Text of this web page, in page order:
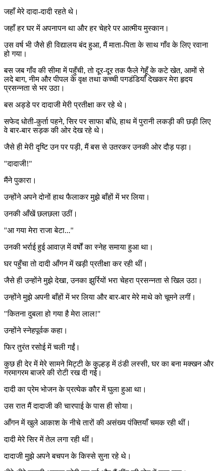
जहाँ मेरे दादा-दादी रहते थे।
जहाँ हर घर में अपनापन था और हर चेहरे पर आत्मीय मुस्कान।
उस वर्ष भी जैसे ही विद्यालय बंद हुआ, मैं माता-पिता के साथ गाँव के लिए रवाना
हो गया।
बस जब गाँव की सीमा में पहुँची, तो दूर-दूर तक फैले गेहूँ के कटे खेत, आमों से
लदे बाग, नीम और पीपल के वृक्ष तथा कच्ची पगडंडियाँ देखकर मेरा हृदय
प्रसन्नता से भर उठा।
बस अड्डे पर दादाजी मेरी प्रतीक्षा कर रहे थे।
सफेद धोती-कुर्ता पहने, सिर पर साफा बाँधे, हाथ में पुरानी लकड़ी की छड़ी लिए
वे बार-बार सड़क की ओर देख रहे थे।
जैसे ही मेरी दृष्टि उन पर पड़ी, मैं बस से उतरकर उनकी ओर दौड़ पड़ा।
"दादाजी!"
मैंने पुकारा।
उन्होंने अपने दोनों हाथ फैलाकर मुझे बाँहों में भर लिया।
उनकी आँखें छलछला उठीं।
"आ गया मेरा राजा बेटा..."
उनकी भर्राई हुई आवाज़ में वर्षों का स्नेह समाया हुआ था।
घर पहुँचा तो दादी आँगन में खड़ी प्रतीक्षा कर रही थीं।
जैसे ही उन्होंने मुझे देखा, उनका झुर्रियों भरा चेहरा प्रसन्नता से खिल उठा।
उन्होंने मुझे अपनी बाँहों में भर लिया और बार-बार मेरे माथे को चूमने लगीं।
"कितना दुबला हो गया है मेरा लाल!"
उन्होंने स्नेहपूर्वक कहा।
फिर तुरंत रसोई में चली गईं।
कुछ ही देर में मेरे सामने मिट्टी के कुल्हड़ में ठंडी लस्सी, घर का बना मक्खन और
गरमागरम बाजरे की रोटी रख दी गई।
दादी का प्रेम भोजन के प्रत्येक कौर में घुला हुआ था।
उस रात मैं दादाजी की चारपाई के पास ही सोया।
आँगन में खुले आकाश के नीचे तारों की असंख्य पंक्तियाँ चमक रही थीं।
दादी मेरे सिर में तेल लगा रही थीं।
दादाजी मुझे अपने बचपन के किस्से सुना रहे थे।